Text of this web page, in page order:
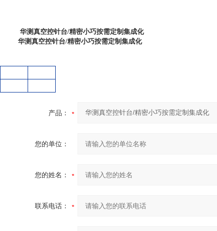
华测真空控针台/精密小巧按需定制集成化
华测真空控针台/精密小巧按需定制集成化
产品：
您的单位：
您的姓名：
联系电话：